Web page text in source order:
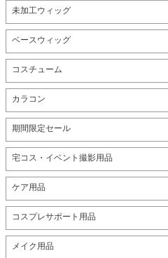
未加工ウィッグ
ベースウィッグ
コスチューム
カラコン
期間限定セール
宅コス・イベント撮影用品
ケア用品
コスプレサポート用品
メイク用品